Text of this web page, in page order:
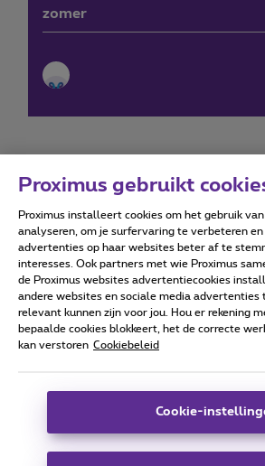
zomer
Forumvoorwaarden
Alle rechten voorbehouden. ©
Algemene voorwaarden, consumenteninfo
Deze website is gecreëerd en wordt
Koning Albert II-laan 27 - B-1030
Proximus gebruikt
Proximus installeert cookies om het gebruik
analyseren, om je surfervaring te verbeteren en
advertenties op haar websites beter af te
interesses. Ook partners met wie Proximus
de Proximus websites advertentiecookies
andere websites en sociale media advertenties
relevant kunnen zijn voor jou. Hou er rekening
bepaalde cookies blokkeert, het de correcte
kan verstoren Cookiebeleid
Cookie-